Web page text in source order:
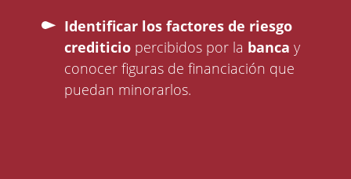
Identificar los factores de riesgo
crediticio percibidos por la bancay
conocer figuras de financiación que
puedan minorarlos.